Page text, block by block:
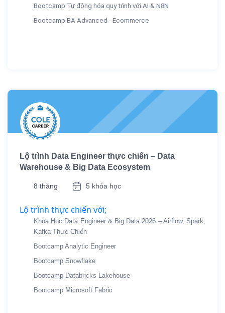
Bootcamp Tự động hóa quy trình với AI & N8N
Bootcamp BA Advanced - Ecommerce
Lộ trình Data Engineer thực chiến – Data
Warehouse & Big Data Ecosystem
8 tháng 5 khóa học
Lộ trình thực chiến với;
Khóa Học Data Engineer & Big Data 2026 – Airflow, Spark,
Kafka Thực Chiến
Bootcamp Analytic Engineer
Bootcamp Snowflake
Bootcamp Databricks Lakehouse
Bootcamp Microsoft Fabric